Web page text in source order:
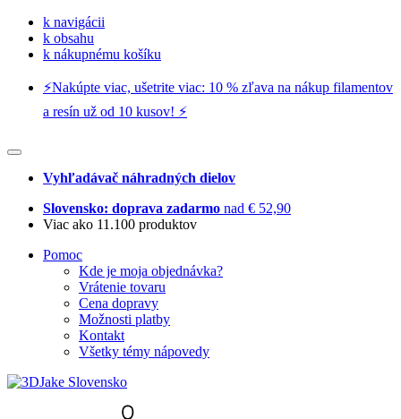
k navigácii
k obsahu
k nákupnému košíku
⚡️Nakúpte viac, ušetrite viac: 10 % zľava na nákup filamentov
a resín už od 10 kusov! ⚡️
Vyhľadávač náhradných dielov
Slovensko: doprava zadarmo nad € 52,90
Viac ako 11.100 produktov
Pomoc
Kde je moja objednávka?
Vrátenie tovaru
Cena dopravy
Možnosti platby
Kontakt
Všetky témy nápovedy